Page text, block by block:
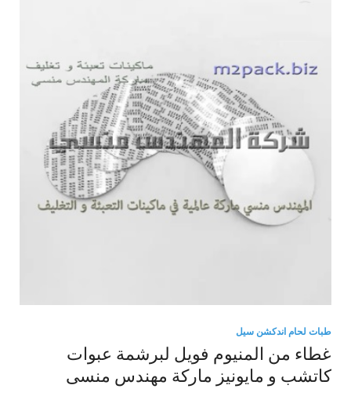
طبات لحام اندكشن سيل
غطاء من المنيوم فويل لبرشمة عبوات
كاتشب و مايونيز ماركة مهندس منسى